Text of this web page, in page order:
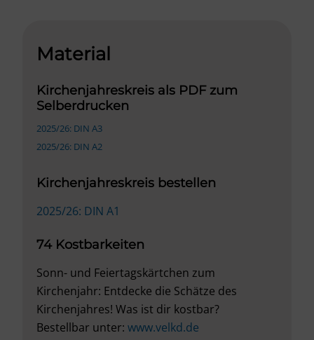
Material
Kirchenjahreskreis als PDF zum
Selberdrucken
2025/26: DIN A3
2025/26: DIN A2
Kirchenjahreskreis bestellen
2025/26: DIN A1
74 Kostbarkeiten
Sonn- und Feiertagskärtchen zum
Kirchenjahr: Entdecke die Schätze des
Kirchenjahres! Was ist dir kostbar?
Bestellbar unter: www.velkd.de